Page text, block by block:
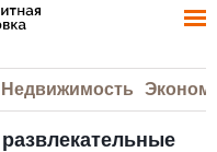
Недвижимость